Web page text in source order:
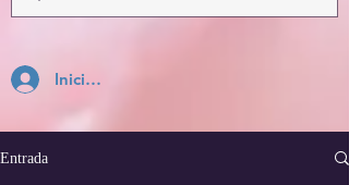
Inicia Sesión
Entrada